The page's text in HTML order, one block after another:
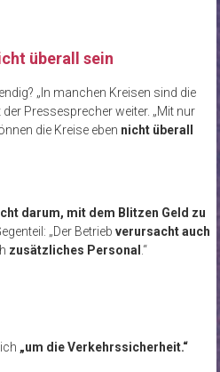
überall sein
„In manchen Kreisen sind die
der Pressesprecher weiter. „Mit nur
die Kreise eben nicht überall
darum, mit dem Blitzen Geld zu
„Der Betrieb verursacht auch
zusätzliches Personal .“
„um die Verkehrssicherheit.“